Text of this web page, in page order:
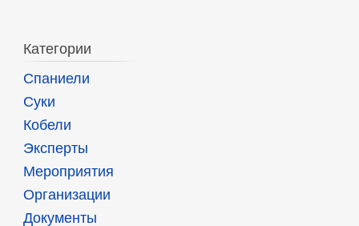
Категории
Спаниели
Суки
Кобели
Эксперты
Мероприятия
Организации
Документы